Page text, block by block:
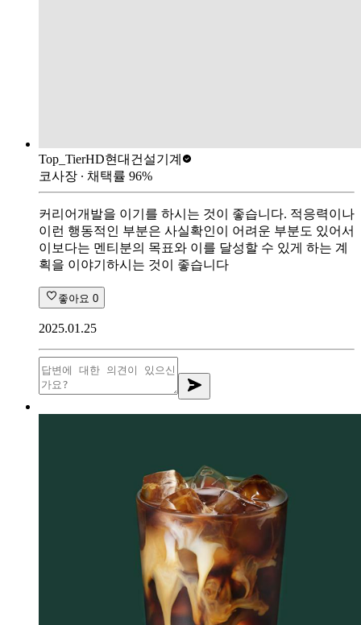
Top_TierHD현대건설기계
코사장 ∙ 채택률 96%
커리어개발을 이기를 하시는 것이 좋습니다. 적응력이나
이런 행동적인 부분은 사실확인이 어려운 부분도 있어서
이보다는 멘티분의 목표와 이를 달성할 수 있게 하는 계
획을 이야기하시는 것이 좋습니다
좋아요 0
2025.01.25